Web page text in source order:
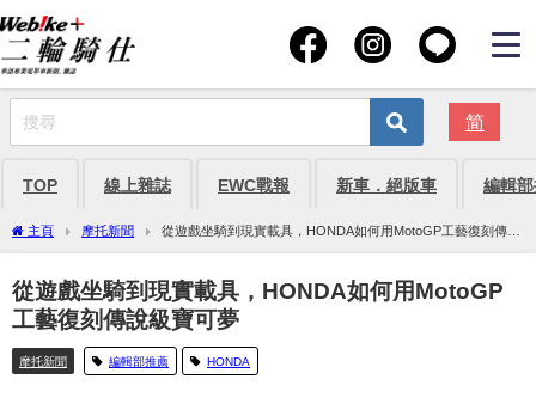
简
TOP 線上雜誌 EWC戰報 新車．絕版車 編輯
主頁 摩托新聞
從遊戲坐騎到現實載具，HONDA如何用MotoGP工藝復刻傳說
級寶可夢
從遊戲坐騎到現實載具，HONDA如何用MotoGP
工藝復刻傳說級寶可夢
摩托新聞 編輯部推薦 HONDA